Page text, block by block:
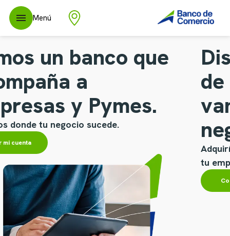
Menú
Distintas opciones
de financiación que
van al ritmo de tu
negocio.
Adquirí capital de trabajo o lográ liquidez para
tu empresa.
Conocé más